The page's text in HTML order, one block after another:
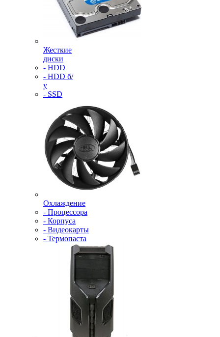
Жесткие
диски
- HDD
- HDD б/
у
- SSD
Охлаждение
- Процессора
- Корпуса
- Видеокарты
- Термопаста